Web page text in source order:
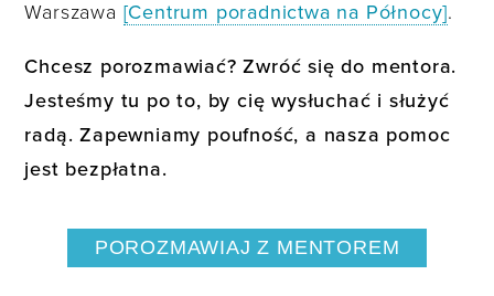
Warszawa [Centrum poradnictwa na Północy].
Chcesz porozmawiać? Zwróć się do mentora.
Jesteśmy tu po to, by cię wysłuchać i służyć
radą. Zapewniamy poufność, a nasza pomoc
jest bezpłatna.
POROZMAWIAJ Z MENTOREM